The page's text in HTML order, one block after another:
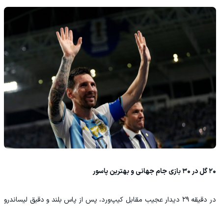
۲۰ گل در ۳۰ بازی جام جهانی و بهترین پاسور
در دقیقه ۲۹ دیدار عجیب مقابل کیپ‌ورد، پس از پاس بلند و دقیق لیساندرو